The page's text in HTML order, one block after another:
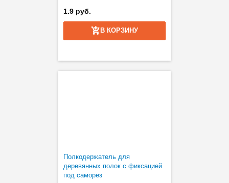
1.9 руб.
В КОРЗИНУ
Полкодержатель для
деревянных полок с фиксацией
под саморез